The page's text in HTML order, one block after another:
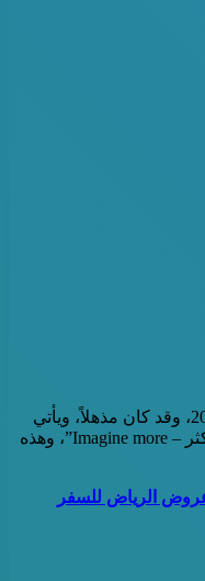
وقد كان أول موسم الرياض في عام 2019، وقد كان مذهلاً، ويأتي
2021 تحت شعار “تخيَّل أكثر – Imagine more”، وهذه
الرياض للسفر